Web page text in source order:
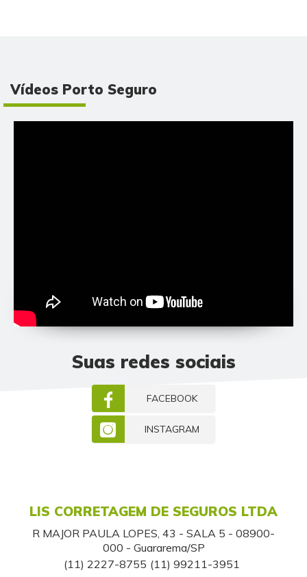
Vídeos Porto Seguro
Suas redes sociais
FACEBOOK
INSTAGRAM
LIS CORRETAGEM DE SEGUROS LTDA
R MAJOR PAULA LOPES, 43 - SALA 5 - 08900-
000 - Guararema/SP
(11) 2227-8755 (11) 99211-3951